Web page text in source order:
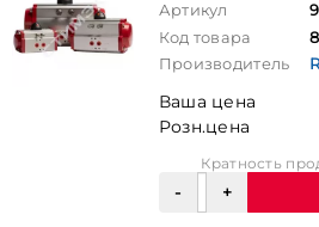
Артикул
Код товара
Производитель
Ваша цена
Розн.цена
Кратность